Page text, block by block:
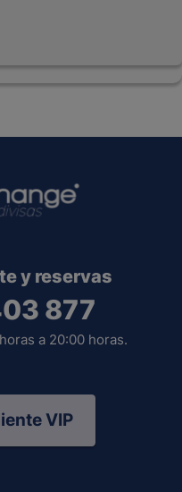
y reservas
877
a 20:00 horas.
VIP